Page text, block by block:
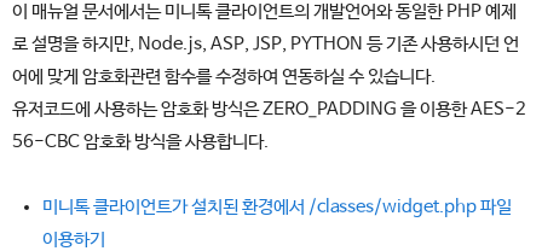
이 매뉴얼 문서에서는 미니톡 클라이언트의 개발언어와 동일한 PHP 예제
로 설명을 하지만, Node.js, ASP, JSP, PYTHON 등 기존 사용하시던 언
어에 맞게 암호화관련 함수를 수정하여 연동하실 수 있습니다.
유저코드에 사용하는 암호화 방식은 ZERO_PADDING 을 이용한 AES-2
56-CBC 암호화 방식을 사용합니다.
미니톡 클라이언트가 설치된 환경에서 /classes/widget.php 파일
이용하기